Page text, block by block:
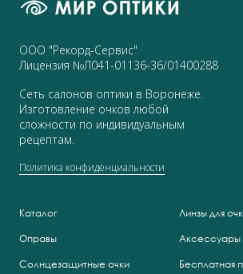
ООО "Рекорд-Сервис"
Лицензия №Л041-01136-36/01400288
Сеть салонов оптики в Воронеже.
Изготовление очков любой
сложности по индивидуальным
рецептам.
Политика конфиденциальности
Каталог
Оправы
Солнцезащитные очки
Линзы для
Аксессуары
Бесплатная